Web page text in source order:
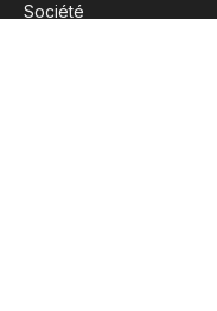
Société